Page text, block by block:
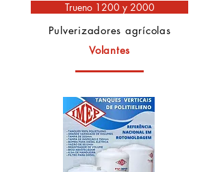
Trueno 1200 y 2000
Pulverizadores agrícolas
Volantes